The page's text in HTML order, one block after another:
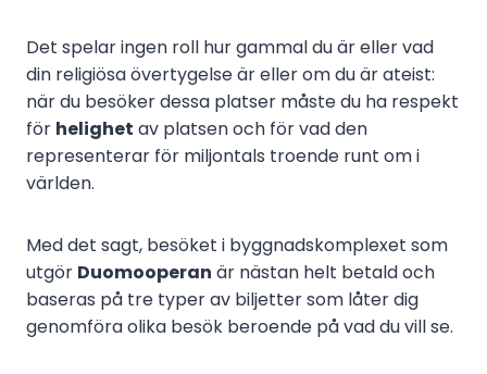
Det spelar ingen roll hur gammal du är eller vad
din religiösa övertygelse är eller om du är ateist:
när du besöker dessa platser måste du ha respekt
för helighet av platsen och för vad den
representerar för miljontals troende runt om i
världen.
Med det sagt, besöket i byggnadskomplexet som
utgör Duomooperan är nästan helt betald och
baseras på tre typer av biljetter som låter dig
genomföra olika besök beroende på vad du vill se.